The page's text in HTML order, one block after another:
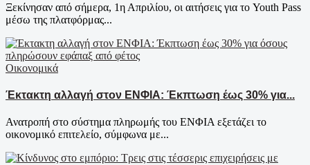
Ξεκίνησαν από σήμερα, 1η Απριλίου, οι αιτήσεις για το Youth Pass
μέσω της πλατφόρμας...
Οικονομικά
Έκτακτη αλλαγή στον ΕΝΦΙΑ: Έκπτωση έως 30% για...
Ανατροπή στο σύστημα πληρωμής του ΕΝΦΙΑ εξετάζει το
οικονομικό επιτελείο, σύμφωνα με...